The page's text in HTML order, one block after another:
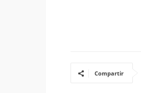
Compartir